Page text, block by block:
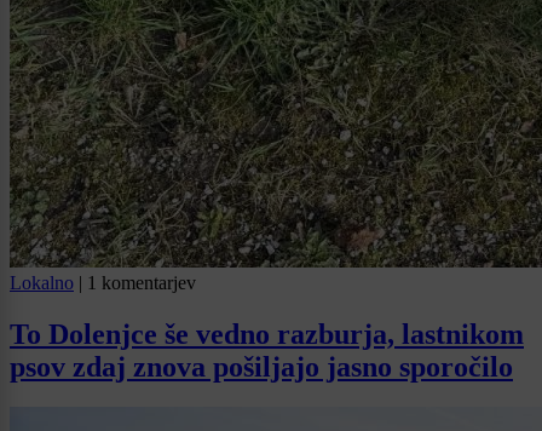
Lokalno | 1 komentarjev
To Dolenjce še vedno razburja, lastnikom
psov zdaj znova pošiljajo jasno sporočilo